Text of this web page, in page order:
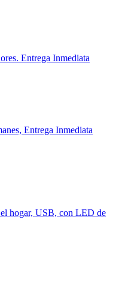
Entrega Inmediata
Entrega Inmediata
hogar, USB, con LED de